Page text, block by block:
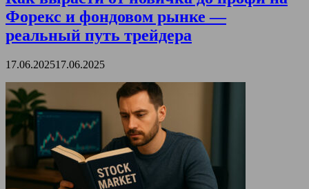
Форекс и фондовом рынке —
реальный путь трейдера
17.06.202517.06.2025